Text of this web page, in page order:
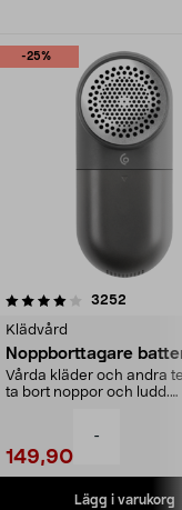
-
-25%
3252
Klädvård
Noppborttagare
Vårda kläder och andra
ta bort noppor och ludd.
149,90
Lägg i varukorg
4.5av 5 stjärnor